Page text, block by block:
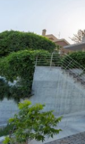
€1 150 000
Вилла